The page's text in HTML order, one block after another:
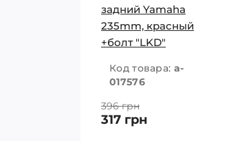
задний Yamaha
235mm, красный
+болт "LKD"
Код товара: a-
017576
396 грн
317 грн